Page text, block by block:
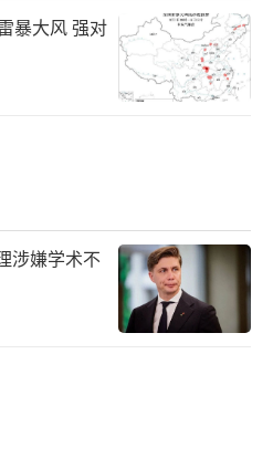
暴大风 强对
涉嫌学术不